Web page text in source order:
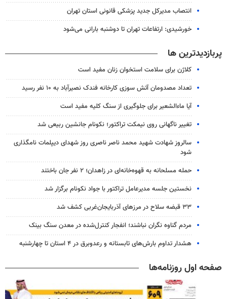
انتصاب مدیرکل جدید پزشکی قانونی استان تهران
خورشیدی: ارتفاعات تهران تا دوشنبه بارانی می‌شود
پربازدیدترین ها
کلاژن برای سلامت استخوان زنان مفید است
تعداد مصدومان آتش سوزی کارخانه فندک نصیرآباد به ۱۰ نفر رسید
آیا ماءالشعیر برای جلوگیری از سنگ کلیه مفید است
تغییر ناگهانی روی نیمکت تراکتور؛ نکونام جانشین ربیعی شد
سالروز شهادت شهید محمد ناصر ناصری روز شهدای دیپلمات نامگذاری
شود
حمله مسلحانه به قهوه‌خانه‌ای در زاهدان؛ ۲ نفر جان باختند
نخستین جلسه مدیرعامل تراکتور با جواد نکونام برگزار شد
۳۳ قبضه سلاح در مرزهای آذربایجان‌غربی کشف شد
مردم گناوه نگران نباشند؛ انفجار کنترل‌شده در معدن سنگ بینک
هشدار تداوم بارش‌های تابستانه و رعدوبرق در ۴ استان تا چهارشنبه
صفحه اول روزنامه‌ها